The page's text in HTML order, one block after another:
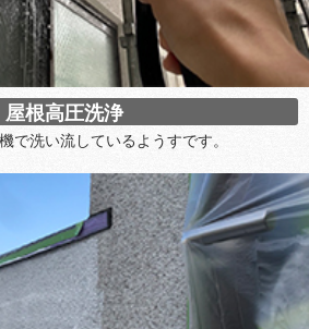
屋根高圧洗浄
で洗い流しているようすです。